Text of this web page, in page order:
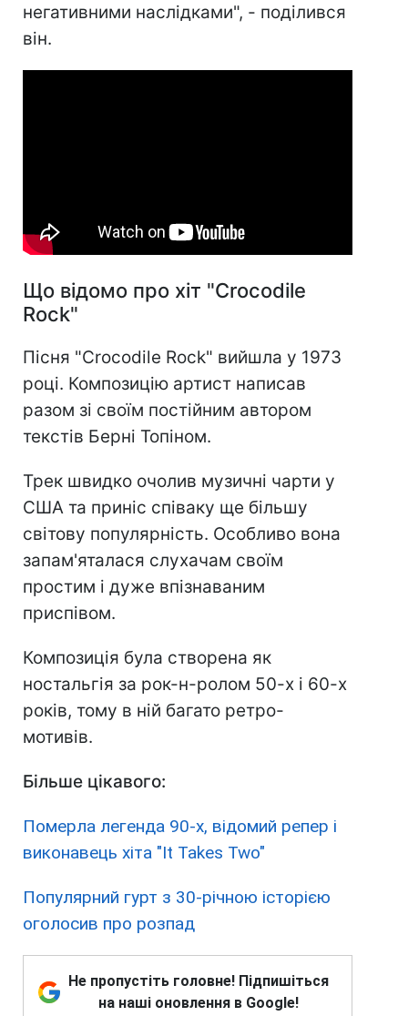
негативними наслідками", - поділився
він.
Що відомо про хіт "Crocodile
Rock"
Пісня "Crocodile Rock" вийшла у 1973
році. Композицію артист написав
разом зі своїм постійним автором
текстів Берні Топіном.
Трек швидко очолив музичні чарти у
США та приніс співаку ще більшу
світову популярність. Особливо вона
запам'яталася слухачам своїм
простим і дуже впізнаваним
приспівом.
Композиція була створена як
ностальгія за рок-н-ролом 50-х і 60-х
років, тому в ній багато ретро-
мотивів.
Більше цікавого:
Померла легенда 90-х, відомий репер і
виконавець хіта "It Takes Two"
Популярний гурт з 30-річною історією
оголосив про розпад
Не пропустіть головне! Підпишіться
на наші оновлення в Google!